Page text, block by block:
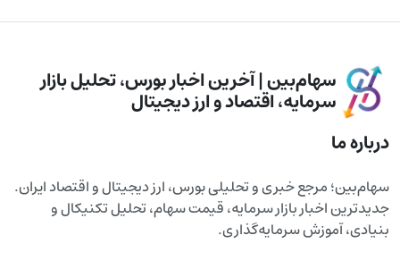
سهام‌بین | آخرین اخبار بورس، تحلیل بازار
سرمایه، اقتصاد و ارز دیجیتال
درباره ما
سهام‌بین؛ مرجع خبری و تحلیلی بورس، ارز دیجیتال و اقتصاد ایران.
جدیدترین اخبار بازار سرمایه، قیمت سهام، تحلیل تکنیکال و
بنیادی، آموزش سرمایه‌گذاری.